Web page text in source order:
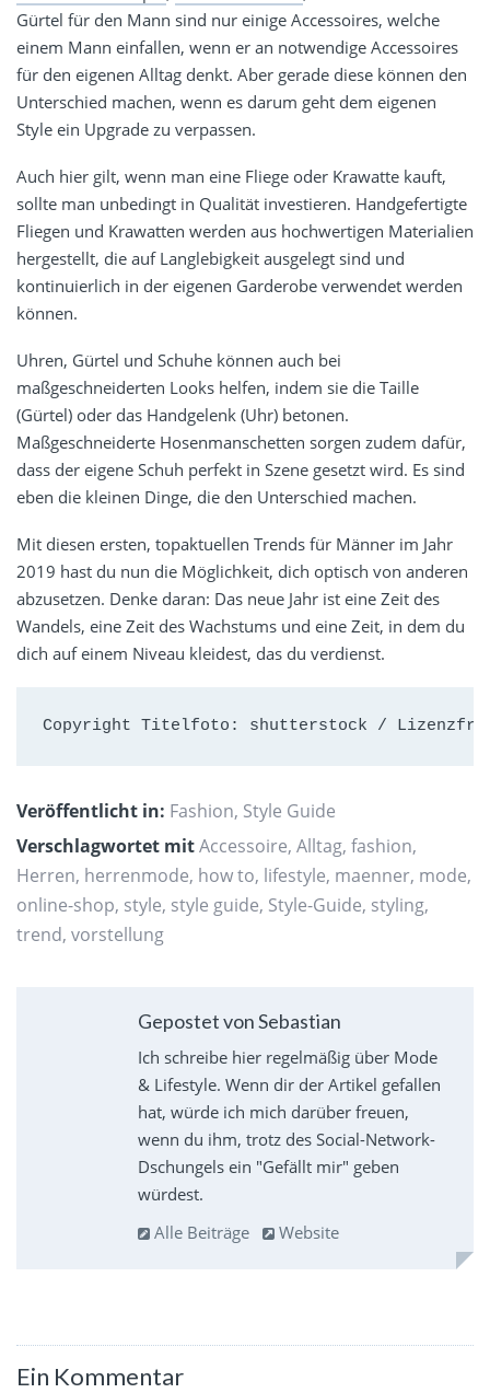
Gürtel für den Mann sind nur einige Accessoires, welche
einem Mann einfallen, wenn er an notwendige Accessoires
für den eigenen Alltag denkt. Aber gerade diese können den
Unterschied machen, wenn es darum geht dem eigenen
Style ein Upgrade zu verpassen.
Auch hier gilt, wenn man eine Fliege oder Krawatte kauft,
sollte man unbedingt in Qualität investieren. Handgefertigte
Fliegen und Krawatten werden aus hochwertigen Materialien
hergestellt, die auf Langlebigkeit ausgelegt sind und
kontinuierlich in der eigenen Garderobe verwendet werden
können.
Uhren, Gürtel und Schuhe können auch bei
maßgeschneiderten Looks helfen, indem sie die Taille
(Gürtel) oder das Handgelenk (Uhr) betonen.
Maßgeschneiderte Hosenmanschetten sorgen zudem dafür,
dass der eigene Schuh perfekt in Szene gesetzt wird. Es sind
eben die kleinen Dinge, die den Unterschied machen.
Mit diesen ersten, topaktuellen Trends für Männer im Jahr
2019 hast du nun die Möglichkeit, dich optisch von anderen
abzusetzen. Denke daran: Das neue Jahr ist eine Zeit des
Wandels, eine Zeit des Wachstums und eine Zeit, in dem du
dich auf einem Niveau kleidest, das du verdienst.
Copyright Titelfoto: shutterstock / Lizenzfreie
Veröffentlicht in: Fashion, Style Guide
Verschlagwortet mitAccessoire, Alltag, fashion,
Herren, herrenmode, how to, lifestyle, maenner, mode,
online-shop, style, style guide, Style-Guide, styling,
trend, vorstellung
Gepostet von Sebastian
Ich schreibe hier regelmäßig über Mode
& Lifestyle. Wenn dir der Artikel gefallen
hat, würde ich mich darüber freuen,
wenn du ihm, trotz des Social-Network-
Dschungels ein "Gefällt mir" geben
würdest.
Alle Beiträge
Website
Ein Kommentar